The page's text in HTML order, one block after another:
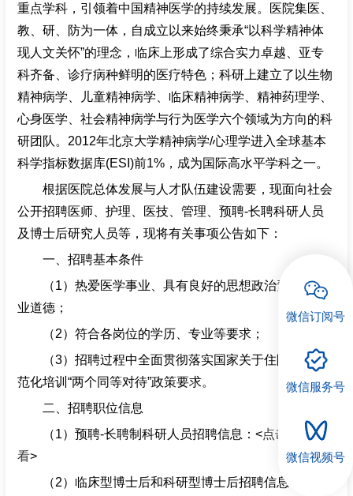
合作支援
招聘专栏
重点学科，引领着中国精神医学的持续发展。
医院集医、
教、研、防为一体，自成立以来始终秉承“以科学精神体
现人文关怀”的理念，临床上形成了综合实力卓越、亚专
科齐备、诊疗病种鲜明的医疗特色；科研上建立了以生物
精神病学、儿童精神病学、临床精神病学、精神药理学、
心身医学、 社会精神病学与行为医学六个领域为方向的科
研团队。 2012年北京大学精神病学/心理学进入全球基本
科学指标数据库(ESI)前1%，成为国际高水平学科之一。
根据医院总体发展与人才队伍建设需要，现面向社会
公开招聘医师、护理、医技、管理、预聘-长聘科研人员
及博士后研究人员等，现将有关事项公告如下：
一、招聘基本条件
（1） 热爱医学事业、具有良好的思想政治素质和职
业道德；
（2） 符合各岗位的学历、专业等要求；
（3） 招聘过程中全面贯彻落实国家关于住院医师规
范化培训“两个同等对待”政策要求。
二、招聘职位信息
（1） 预聘-长聘制科研人员招聘信息：<点击此处查
看>
（2） 临床型博士后和科研型博士后招聘信息：<
微信订阅号
微信服务号
微信视频号